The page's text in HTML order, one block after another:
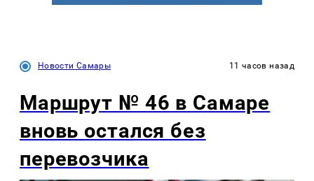
Новости Самары 11 часов назад
Маршрут № 46 в Самаре
вновь остался без
перевозчика